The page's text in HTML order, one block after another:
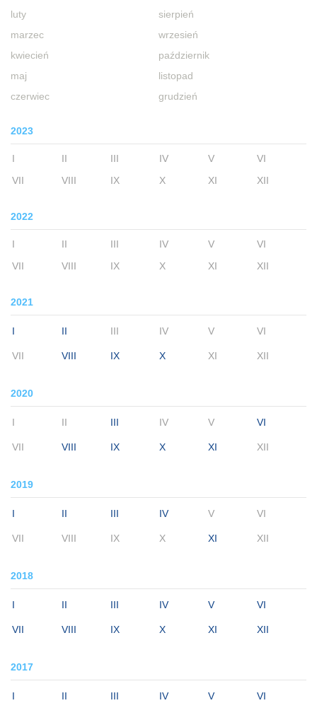
luty
marzec
kwiecień
maj
czerwiec
sierpień
wrzesień
październik
listopad
grudzień
2023
I II III IV V
VI
VII
VIII IX X XI XII
2022
I II III IV V
VI
VII
VIII IX X XI XII
2021
I II III IV V VI
VII VIII IX X XI XII
2020
I II III IV V VI
VII VIII IX X XI XII
2019
I II III IV V VI
VII VIII IX X XI XII
2018
I II III IV V VI
VII VIII IX X XI XII
2017
I II III IV V VI